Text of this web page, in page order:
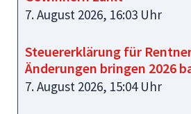
7. August 2026, 16:03 Uhr
Steuererklärung für
Änderungen bringen 2026
7. August 2026, 15:04 Uhr